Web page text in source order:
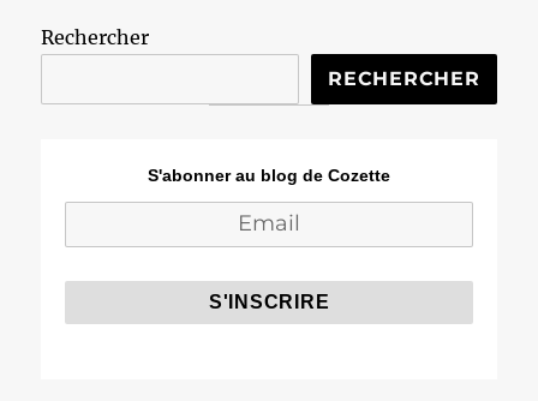
Rechercher
RECHERCHER
S'abonner au blog de Cozette